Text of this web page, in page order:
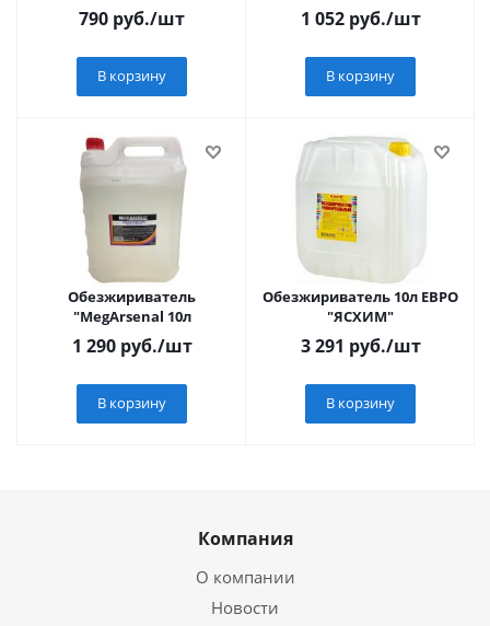
790 руб./шт
В корзину
1 052руб./шт
В корзину
Обезжириватель
"MegArsenal 10л
1 290руб./шт
В корзину
Обезжириватель 10л ЕВРО
"ЯСХИМ"
3 291 руб./шт
В корзину
Компания
О компании
Новости